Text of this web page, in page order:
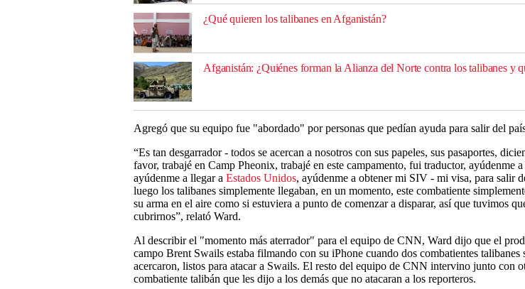
¿Qué quieren los talibanes en Afganistán?
Afganistán: ¿Quiénes forman la Alianza del Norte contra los talibanes y
Agregó que su equipo fue "abordado" por personas que pedían ayuda para salir del
“Es tan desgarrador - todos se acercan a nosotros con sus papeles, sus pasaportes,
favor, trabajé en Camp Pheonix, trabajé en este campamento, fui traductor, ayúdenme a
ayúdenme a llegar a Estados Unidos, ayúdenme a obtener mi SIV - mi visa, para salir
luego los talibanes simplemente llegaban, en un momento, este combatiente
su arma en el aire como si estuviera a punto de comenzar a disparar, así que tuvimos
cubrirnos”, relató Ward.
Al describir el "momento más aterrador" para el equipo de CNN, Ward dijo que el
campo Brent Swails estaba filmando con su iPhone cuando dos combatientes talibanes
acercaron, listos para atacar a Swails. El resto del equipo de CNN intervino junto con
combatiente talibán que les dijo a los demás que no atacaran a los reporteros.